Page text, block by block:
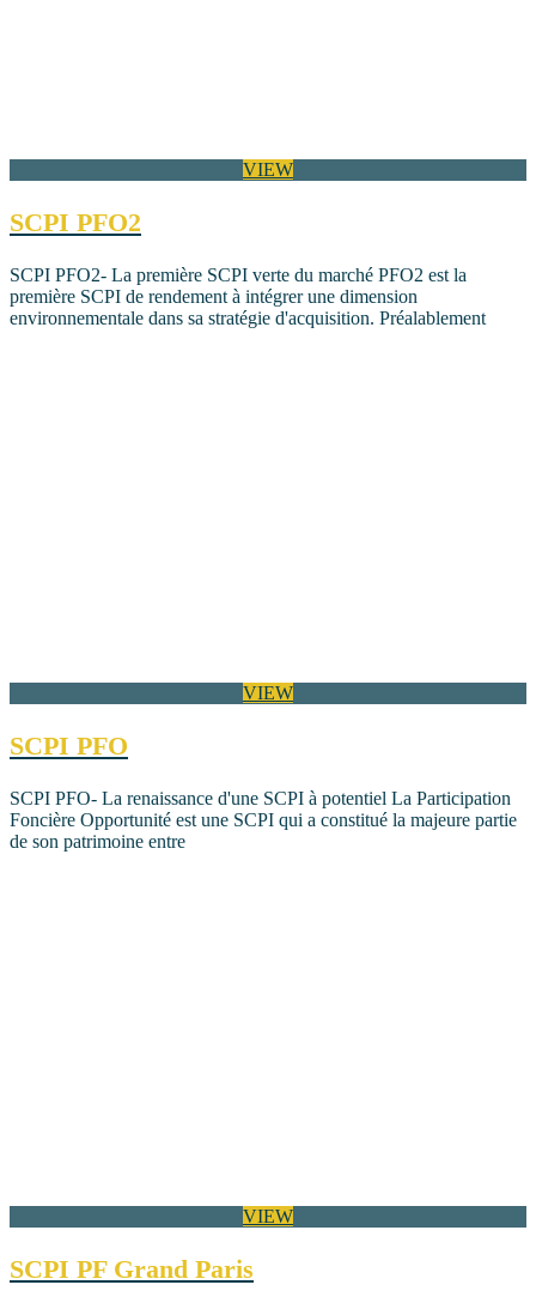
VIEW
SCPI PFO2
SCPI PFO2- La première SCPI verte du marché PFO2 est la
première SCPI de rendement à intégrer une dimension
environnementale dans sa stratégie d'acquisition. Préalablement
VIEW
SCPI PFO
SCPI PFO- La renaissance d'une SCPI à potentiel La Participation
Foncière Opportunité est une SCPI qui a constitué la majeure partie
de son patrimoine entre
VIEW
SCPI PF Grand Paris